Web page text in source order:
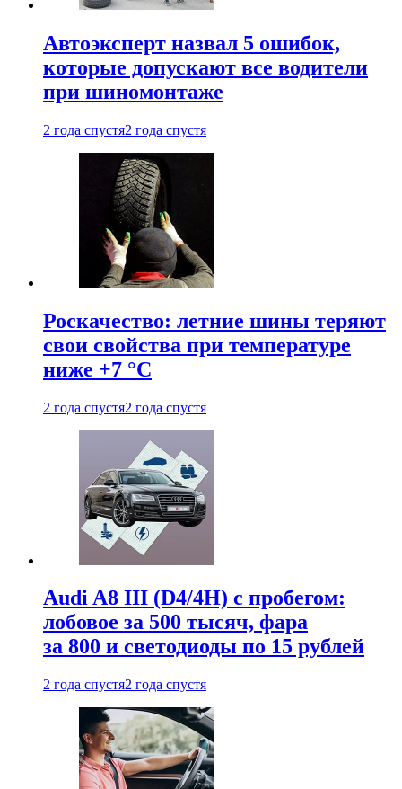
Автоэксперт назвал 5 ошибок,
которые допускают все водители
при шиномонтаже
2 года спустя2 года спустя
Роскачество: летние шины теряют
свои свойства при температуре
ниже +7 °C
2 года спустя2 года спустя
Audi A8 III (D4/4H) c пробегом:
лобовое за 500 тысяч, фара
за 800 и светодиоды по 15 рублей
2 года спустя2 года спустя